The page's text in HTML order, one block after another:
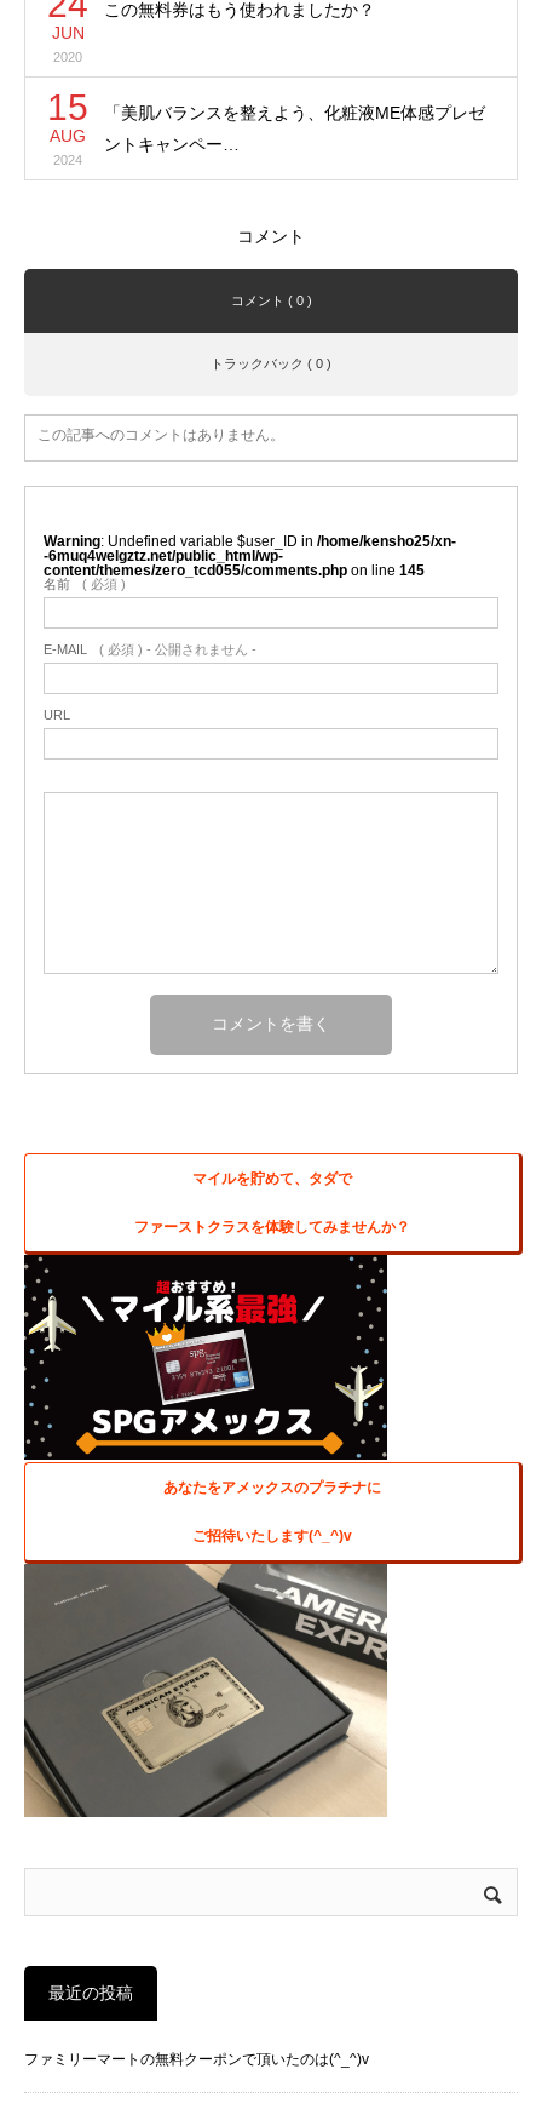
JUN
2020
この無料券はもう使われましたか？
15
AUG
2024
「美肌バランスを整えよう、化粧液ME体感プレゼ
ントキャンペー…
コメント
コメント ( 0 )
トラックバック ( 0 )
この記事へのコメントはありません。
Warning : Undefined variable $user_ID in /home/kensho25/xn-
-6muq4welgztz.net/public_html/wp-
content/themes/zero_tcd055/comments.php on line 145
名前 ( 必須 )
E-MAIL ( 必須 ) - 公開されません -
URL
マイルを貯めて、タダで
ファーストクラスを体験してみませんか？
あなたをアメックスのプラチナに
ご招待いたします(^_^)v
最近の投稿
ファミリーマートの無料クーポンで頂いたのは(^_^)v